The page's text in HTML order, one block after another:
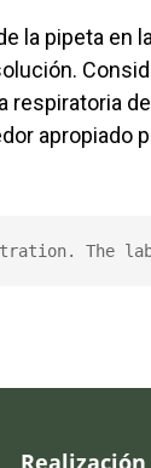
la pipeta en
respiratoria
apropiado
The
Realización